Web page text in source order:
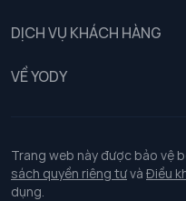
DỊCH VỤ KHÁCH HÀNG
Chính sách khách hàng thân
Chính sách bảo vệ dữ liệu cá
Chính sách thanh toán, giao
VỀ YODY
Tuyển dụng
Trang web này được bảo vệ
sách quyền riêng tưvà Điều
dụng.